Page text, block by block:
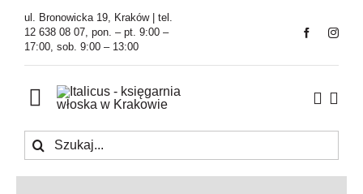
Przejdź
zawartości
ul. Bronowicka 19, Kraków | tel.
12 638 08 07, pon. – pt. 9:00 –
17:00, sob. 9:00 – 13:00
Toggle
Navigation
Księgarnia
Szukaj